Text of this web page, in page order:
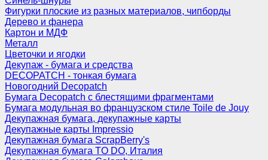
Фигурки плоские из разных материалов, чипборды
Дерево и фанера
Картон и МДФ
Металл
Цветочки и ягодки
Декупаж - бумага и средства
DECOPATCH - тонкая бумага
Новогодний Decopatch
Бумага Decopatch с блестящими фрагментами
Бумага модульная во французском стиле Toile de Jouy
Декупажная бумага, декупажные карты
Декупажные карты Impressio
Декупажная бумага ScrapBerry's
Декупажная бумага TO DO, Италия